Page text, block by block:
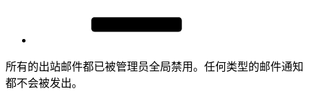
所有的出站邮件都已被管理员全局禁用。任何类型的邮件通知
都不会被发出。